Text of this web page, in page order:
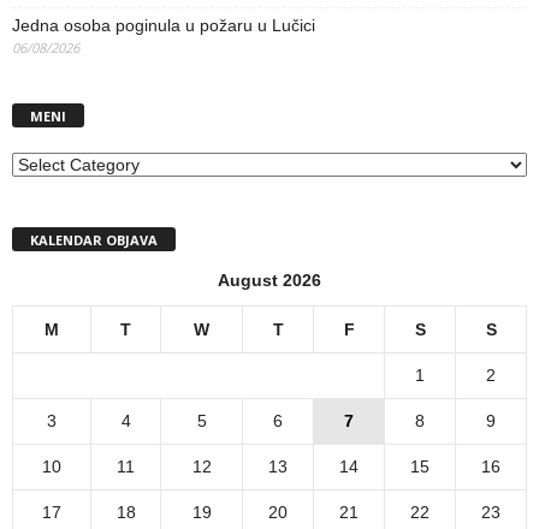
Jedna osoba poginula u požaru u Lučici
06/08/2026
MENI
MENI
KALENDAR OBJAVA
August 2026
M T W T F S S
1 2
3 4 5 6 7 8 9
10 11 12 13 14 15 16
17 18 19 20 21 22 23